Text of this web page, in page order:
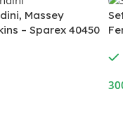
Massey
– Sparex 40450